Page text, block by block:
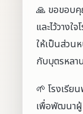
🙏 ขอขอบ
และไว้วางใ
ให้เป็นส่วน
กับบุตรหล
🌱 โรงเรีย
เพื่อพัฒนาผู้